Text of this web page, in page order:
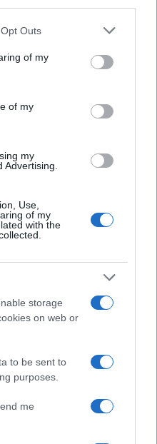
uses one or more Google
You may click to
and its third-party tags to
purposes in below Google
Outs
of my
of my
my
Advertising.
Use,
of my
with the
storage
on web or
to be sent to
purposes.
me